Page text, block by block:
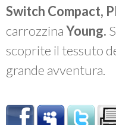
Switch Compact,
carrozzinaYoung.
scoprite il tessuto
grande avventura.